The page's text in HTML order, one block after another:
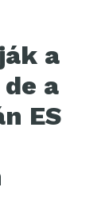
a
a
ES